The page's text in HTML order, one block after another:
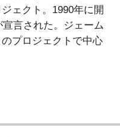
ェクト。1990年に開
言された。ジェーム
プロジェクトで中心